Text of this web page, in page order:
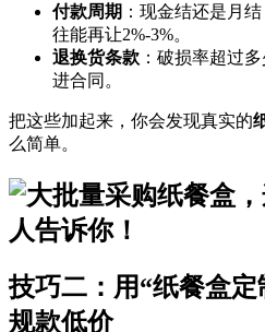
付款周期 ：现金结还是月
往能再让2%-3%。
退换货条款 ：破损率超过
进合同。
把这些加起来，你会发现真实的
么简单。
技巧二：用“纸餐盒
规款低价